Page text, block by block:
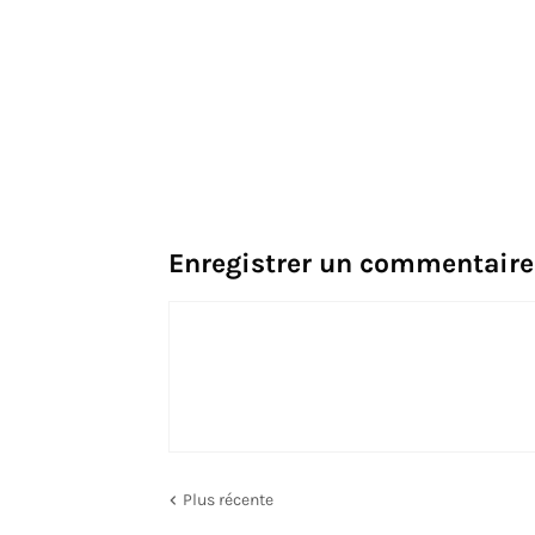
Enregistrer un commentaire
Plus récente